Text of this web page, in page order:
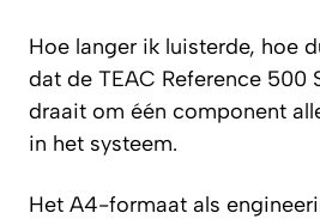
Hoe langer ik luisterde, hoe
dat de TEAC Reference 500
draait om één component
in het systeem.
Het A4-formaat als